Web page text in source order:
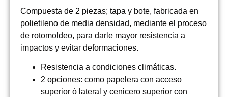
Compuesta de 2 piezas; tapa y bote, fabricada en
polietileno de media densidad, mediante el proceso
de rotomoldeo, para darle mayor resistencia a
impactos y evitar deformaciones.
Resistencia a condiciones climáticas.
2 opciones: como papelera con acceso
superior ó lateral y cenicero superior con